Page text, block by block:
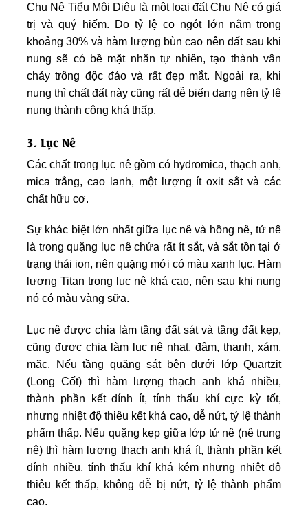
Chu Nê Tiểu Môi Diêu là một loại đất Chu Nê có giá
trị và quý hiếm. Do tỷ lệ co ngót lớn nằm trong
khoảng 30% và hàm lượng bùn cao nên đất sau khi
nung sẽ có bề mặt nhăn tự nhiên, tạo thành vân
chảy trông độc đáo và rất đẹp mắt. Ngoài ra, khi
nung thì chất đất này cũng rất dễ biến dạng nên tỷ lệ
nung thành công khá thấp.
3. Lục Nê
Các chất trong lục nê gồm có hydromica, thạch anh,
mica trắng, cao lanh, một lượng ít oxit sắt và các
chất hữu cơ.
Sự khác biệt lớn nhất giữa lục nê và hồng nê, tử nê
là trong quặng lục nê chứa rất ít sắt, và sắt tồn tại ở
trạng thái ion, nên quặng mới có màu xanh lục. Hàm
lượng Titan trong lục nê khá cao, nên sau khi nung
nó có màu vàng sữa.
Lục nê được chia làm tầng đất sát và tầng đất kẹp,
cũng được chia làm lục nê nhạt, đậm, thanh, xám,
mặc. Nếu tầng quặng sát bên dưới lớp Quartzit
(Long Cốt) thì hàm lượng thạch anh khá nhiều,
thành phần kết dính ít, tính thấu khí cực kỳ tốt,
nhưng nhiệt độ thiêu kết khá cao, dễ nứt, tỷ lệ thành
phẩm thấp. Nếu quặng kẹp giữa lớp tử nê (nê trung
nê) thì hàm lượng thạch anh khá ít, thành phần kết
dính nhiều, tính thấu khí khá kém nhưng nhiệt độ
thiêu kết thấp, không dễ bị nứt, tỷ lệ thành phẩm
cao.